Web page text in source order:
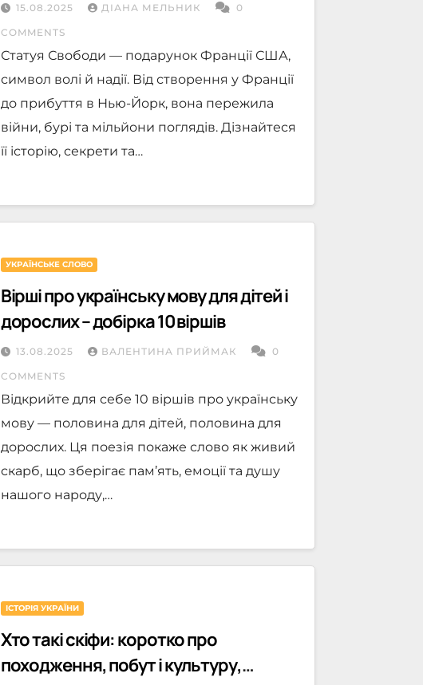
15.08.2025 ДІАНА МЕЛЬНИК 0
COMMENTS
Статуя Свободи — подарунок Франції США,
символ волі й надії. Від створення у Франції
до прибуття в Нью-Йорк, вона пережила
війни, бурі та мільйони поглядів. Дізнайтеся
її історію, секрети та…
УКРАЇНСЬКЕ СЛОВО
Вірші про українську мову для дітей і
дорослих – добірка 10 віршів
13.08.2025 ВАЛЕНТИНА ПРИЙМАК 0
COMMENTS
Відкрийте для себе 10 віршів про українську
мову — половина для дітей, половина для
дорослих. Ця поезія покаже слово як живий
скарб, що зберігає пам’ять, емоції та душу
нашого народу,…
ІСТОРІЯ УКРАЇНИ
Хто такі скіфи: коротко про
походження, побут і культуру,